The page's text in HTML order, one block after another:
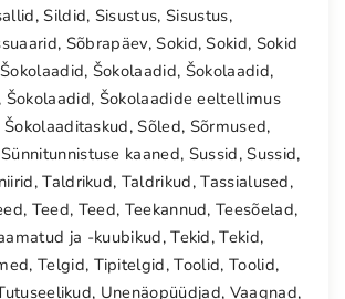
,Sildid, Sisustus,Sisustus,
, Sõbrapäev,Sokid,Sokid, Sokid
Šokolaadid, Šokolaadid, Šokolaadid,
, Šokolaadid, Šokolaadide eeltellimus
Šokolaaditaskud,Sõled, Sõrmused,
Sünnitunnistuse kaaned, Sussid,Sussid,
,Taldrikud, Taldrikud,Tassialused,
, Teed, Teed, Teekannud,Teesõelad,
ja -kuubikud,Tekid,Tekid,
, Telgid, Tipitelgid,Toolid, Toolid,
, Unenäopüüdjad, Vaagnad,